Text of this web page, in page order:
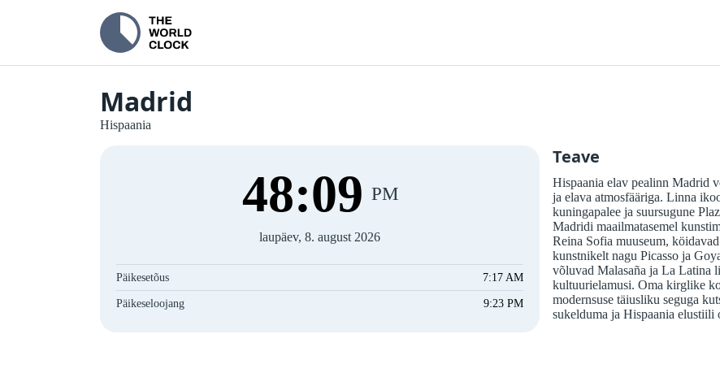
Madrid
Hispaania
48:10 PM
laupäev, 8. august 2026
Päikesetõus 7:17 AM
Päikeseloojang 9:23 PM
Teave
Hispaania elav pealinn Madrid
ja elava atmosfääriga. Linna
kuningapalee ja suursugune
Madridi maailmatasemel
Reina Sofia muuseum,
kunstnikelt nagu Picasso ja
võluvad Malasaña ja La Latina
kultuurielamusi. Oma kirglike
modernsuse täiusliku seguga
sukelduma ja Hispaania elustiili